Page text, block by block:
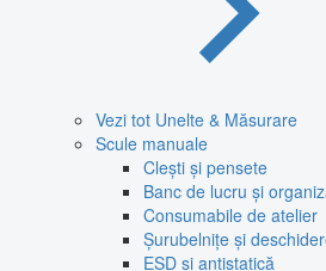
Vezi tot Unelte & Măsurare
Scule manuale
Clești și pensete
Banc de lucru și
Consumabile de atelier
Șurubelnițe și
ESD și antistatică